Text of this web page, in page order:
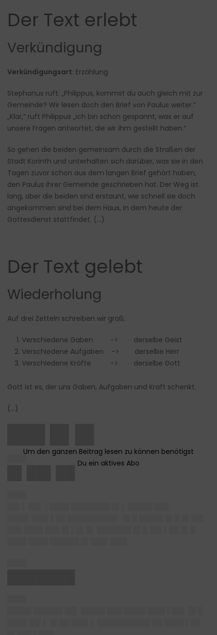
Der Text erlebt
Verkündigung
Verkündigungsart: Erzählung
Stephanus ruft: „Philippus, kommst du auch gleich mit zur
Gemeinde? Wir lesen doch den Brief von Paulus weiter.“
„Klar,“ ruft Philippus „ich bin schon gespannt, was er auf
unsere Fragen antwortet, die wir ihm gestellt haben.“
So gehen die beiden gemeinsam durch die Straßen der
Stadt Korinth und unterhalten sich darüber, was sie in den
Tagen zuvor schon aus dem langen Brief gehört haben,
den Paulus ihrer Gemeinde geschrieben hat. Der Weg ist
lang, aber die beiden sind erstaunt, wie schnell sie doch
angekommen sind bei dem Haus, in dem heute der
Gottesdienst stattfindet. (…)
Der Text gelebt
Wiederholung
Auf drei Zetteln schreiben wir groß:
Verschiedene Gaben -> derselbe Geist
Verschiedene Aufgaben -> derselbe Herr
Verschiedene Kräfte -> derselbe Gott
Gott ist es, der uns Gaben, Aufgaben und Kraft schenkt.
(…)